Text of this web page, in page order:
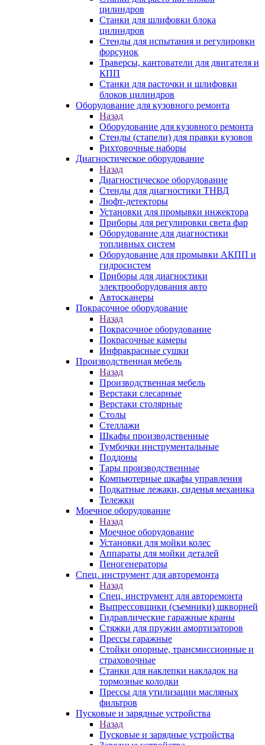
цилиндров
Станки для шлифовки блока
цилиндров
Стенды для испытания и регулировки
форсунок
Траверсы, кантователи для двигателя и
КПП
Станки для расточки и шлифовки
блоков цилиндров
Оборудование для кузовного ремонта
Назад
Оборудование для кузовного ремонта
Стенды (стапели) для правки кузовов
Рихтовочные наборы
Диагностическое оборудование
Назад
Диагностическое оборудование
Стенды для диагностики ТНВД
Люфт-детекторы
Установки для промывки инжектора
Приборы для регулировки света фар
Оборудование для диагностики
топливных систем
Оборудование для промывки АКПП и
гидросистем
Приборы для диагностики
электрооборудования авто
Автосканеры
Покрасочное оборудование
Назад
Покрасочное оборудование
Покрасочные камеры
Инфракрасные сушки
Производственная мебель
Назад
Производственная мебель
Верстаки слесарные
Верстаки столярные
Столы
Стеллажи
Шкафы производственные
Тумбочки инструментальные
Поддоны
Тары производственные
Компьютерные шкафы управления
Подкатные лежаки, сиденья механика
Тележки
Моечное оборудование
Назад
Моечное оборудование
Установки для мойки колес
Аппараты для мойки деталей
Пеногенераторы
Спец. инструмент для авторемонта
Назад
Спец. инструмент для авторемонта
Выпрессовщики (съемники) шкворней
Гидравлические гаражные краны
Стяжки для пружин амортизаторов
Прессы гаражные
Стойки опорные, трансмиссионные и
страховочные
Станки для наклепки накладок на
тормозные колодки
Прессы для утилизации масляных
фильтров
Пусковые и зарядные устройства
Назад
Пусковые и зарядные устройства